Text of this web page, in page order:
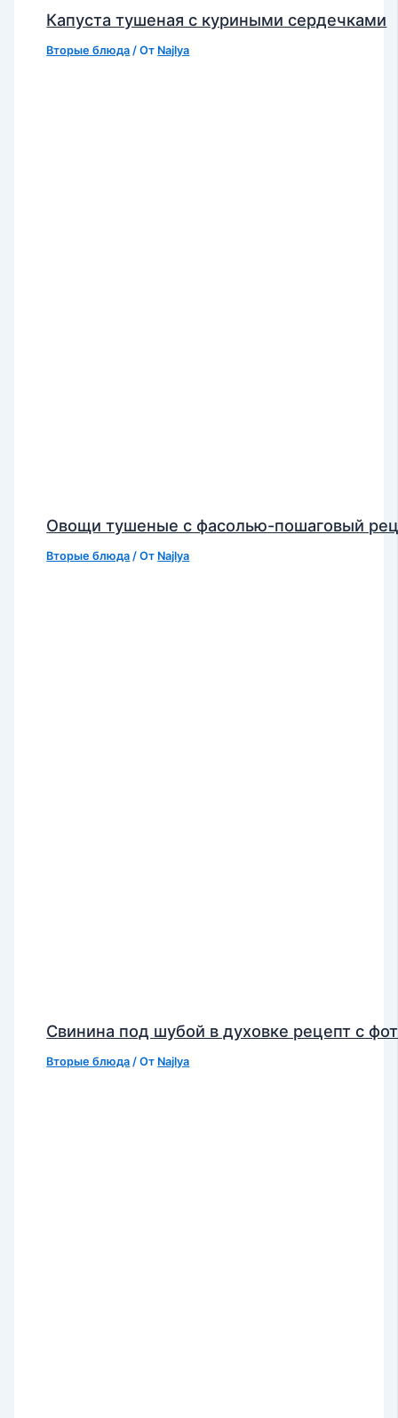
Капуста тушеная с куриными сердечками
Вторые блюда / От Najlya
Овощи тушеные с фасолью-пошаговый
Вторые блюда / От Najlya
Свинина под шубой в духовке рецепт с
Вторые блюда / От Najlya